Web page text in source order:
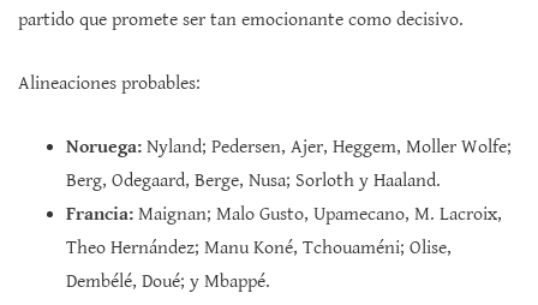
partido que promete ser tan emocionante como decisivo.
Alineaciones probables:
Noruega: Nyland; Pedersen, Ajer, Heggem, Moller Wolfe;
Berg, Odegaard, Berge, Nusa; Sorloth y Haaland.
Francia: Maignan; Malo Gusto, Upamecano, M. Lacroix,
Theo Hernández; Manu Koné, Tchouaméni; Olise,
Dembélé, Doué; y Mbappé.